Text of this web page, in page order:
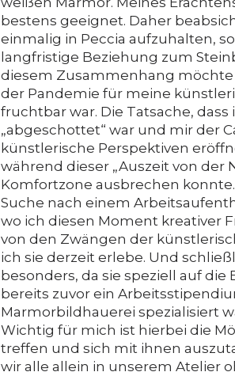
bestens geeignet. Daher
einmalig in Peccia aufzuhalten,
langfristige Beziehung zum
diesem Zusammenhang möchte
der Pandemie für meine
fruchtbar war. Die Tatsache,
„abgeschottet“ war und mir der
künstlerische Perspektiven
während dieser „Auszeit von der
Komfortzone ausbrechen
Suche nach einem
wo ich diesen Moment kreativer
von den Zwängen der
ich sie derzeit erlebe. Und
besonders, da sie speziell auf
bereits zuvor ein
Marmorbildhauerei spezialisiert
Wichtig für mich ist hierbei die
treffen und sich mit ihnen
wir alle allein in unserem Atelier